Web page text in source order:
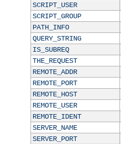
SCRIPT_USER
SCRIPT_GROUP
PATH_INFO
QUERY_STRING
IS_SUBREQ
THE_REQUEST
REMOTE_ADDR
REMOTE_PORT
REMOTE_HOST
REMOTE_USER
REMOTE_IDENT
SERVER_NAME
SERVER_PORT